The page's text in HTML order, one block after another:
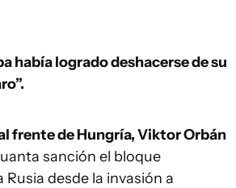
había logrado deshacerse de su
frente de Hungría, Viktor Orbán
sanción el bloque
desde la invasión a